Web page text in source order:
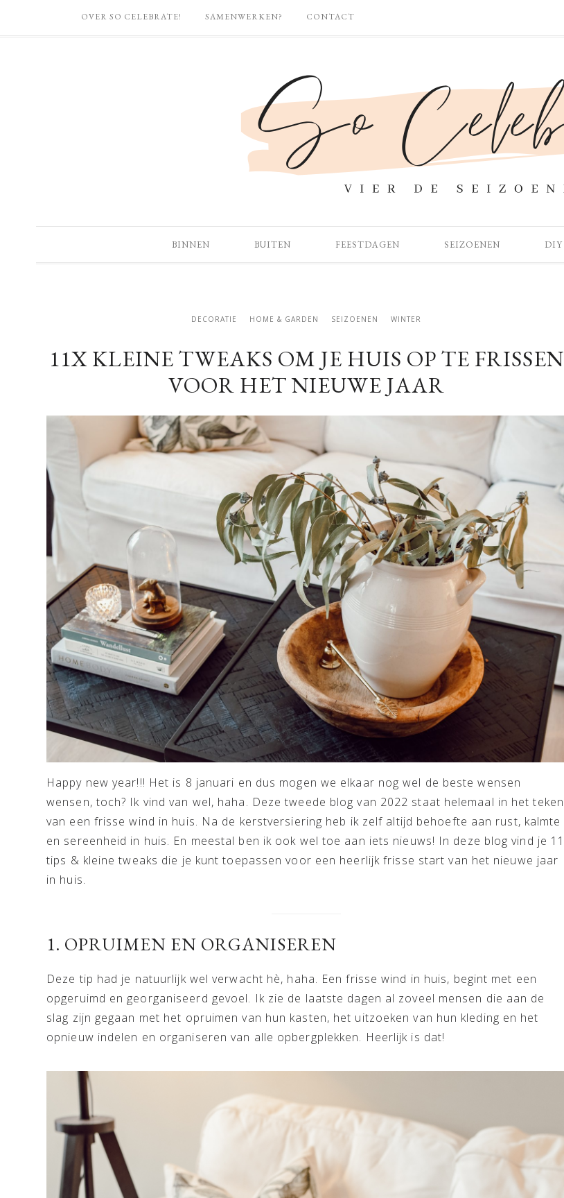
OVER SO CELEBRATE! SAMENWERKEN? CONTACT
BINNEN BUITEN FEESTDAGEN SEIZOENEN DIY
DECORATIE HOME & GARDEN SEIZOENEN WINTER
11X KLEINE TWEAKS OM JE HUIS OP TE FRISSEN
VOOR HET NIEUWE JAAR
Happy new year!!! Het is 8 januari en dus mogen we elkaar nog wel de beste wensen
wensen, toch? Ik vind van wel, haha. Deze tweede blog van 2022 staat helemaal in het teken
van een frisse wind in huis. Na de kerstversiering heb ik zelf altijd behoefte aan rust, kalmte
en sereenheid in huis. En meestal ben ik ook wel toe aan iets nieuws! In deze blog vind je 11
tips & kleine tweaks die je kunt toepassen voor een heerlijk frisse start van het nieuwe jaar
in huis.
1. OPRUIMEN EN ORGANISEREN
Deze tip had je natuurlijk wel verwacht hè, haha. Een frisse wind in huis, begint met een
opgeruimd en georganiseerd gevoel. Ik zie de laatste dagen al zoveel mensen die aan de
slag zijn gegaan met het opruimen van hun kasten, het uitzoeken van hun kleding en het
opnieuw indelen en organiseren van alle opbergplekken. Heerlijk is dat!